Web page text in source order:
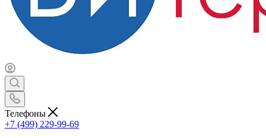
Телефоны
+7 (499) 229-99-69